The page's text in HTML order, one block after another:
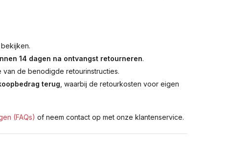
14 dagen na ontvangst retourneren.
de benodigde retourinstructies.
terug , waarbij de retourkosten voor eigen
(FAQs) of neem contact op met onze klantenservice.